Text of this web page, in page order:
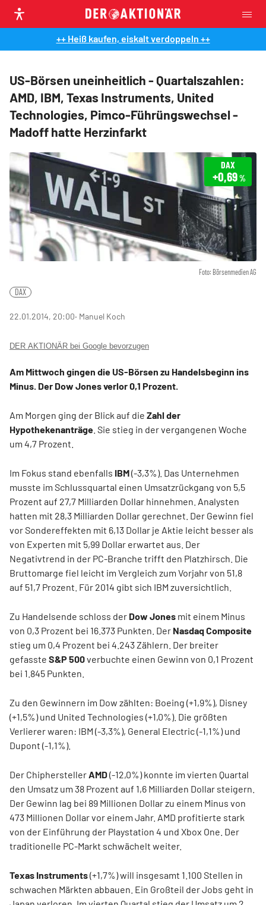
++ Heiß kaufen, eiskalt verdoppeln ++
US-Börsen uneinheitlich - Quartalszahlen:
AMD, IBM, Texas Instruments, United
Technologies, Pimco-Führüngswechsel -
Madoff hatte Herzinfarkt
Foto: Börsenmedien AG
DAX
+0,69%
DAX
22.01.2014, 20:00‧ Manuel Koch
DER AKTIONÄR bei Google bevorzugen
Am Mittwoch gingen dieUS-Börsen zu Handelsbeginn ins
Minus. Der Dow Jonesverlor 0,1 Prozent.
Am Morgen ging der Blick auf die Zahl der
Hypothekenanträge . Sie stieg in der vergangenen Woche
um 4,7 Prozent.
Im Fokus stand ebenfalls IBM(-3,3%). Das Unternehmen
musste im Schlussquartal einen Umsatzrückgang von 5,5
Prozent auf 27,7 Milliarden Dollar hinnehmen. Analysten
hatten mit 28,3 Milliarden Dollar gerechnet. Der Gewinn fiel
vor Sondereffekten mit 6,13 Dollar je Aktie leicht besser als
von Experten mit 5,99 Dollar erwartet aus. Der
Negativtrend in der PC-Branche trifft den Platzhirsch. Die
Bruttomarge fiel leicht im Vergleich zum Vorjahr von 51,8
auf 51,7 Prozent. Für 2014 gibt sich IBM zuversichtlich.
Zu Handelsende schloss der Dow Jones mit einem Minus
von 0,3 Prozent bei 16.373 Punkten. Der Nasdaq Composite
stieg um 0,4 Prozent bei 4.243 Zählern. Der breiter
gefasste S&P 500verbuchte einen Gewinn von 0,1 Prozent
bei 1.845 Punkten.
Zu den Gewinnern im Dow zählten: Boeing (+1,9%), Disney
(+1,5%) und United Technologies (+1,0%). Die größten
Verlierer waren: IBM (-3,3%), General Electric (-1,1%) und
Dupont (-1,1%).
Der ChipherstellerAMD(-12,0%) konnte im vierten Quartal
den Umsatz um 38 Prozent auf 1,6 Milliarden Dollar steigern.
Der Gewinn lag bei 89 Millionen Dollar zu einem Minus von
473 Millionen Dollar vor einem Jahr. AMD profitierte stark
von der Einführung der Playstation 4 und Xbox One. Der
traditionelle PC-Markt schwächelt weiter.
Texas Instruments(+1,7%) will insgesamt 1.100 Stellen in
schwachen Märkten abbauen. Ein Großteil der Jobs geht in